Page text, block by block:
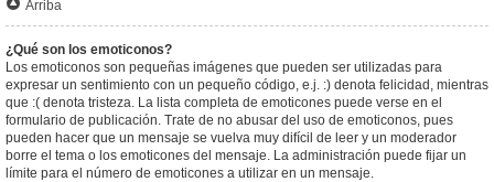
Arriba
¿Qué son los emoticonos?
Los emoticonos son pequeñas imágenes que pueden ser utilizadas para
expresar un sentimiento con un pequeño código, e.j. :) denota felicidad, mientras
que :( denota tristeza. La lista completa de emoticones puede verse en el
formulario de publicación. Trate de no abusar del uso de emoticonos, pues
pueden hacer que un mensaje se vuelva muy difícil de leer y un moderador
borre el tema o los emoticones del mensaje. La administración puede fijar un
límite para el número de emoticones a utilizar en un mensaje.